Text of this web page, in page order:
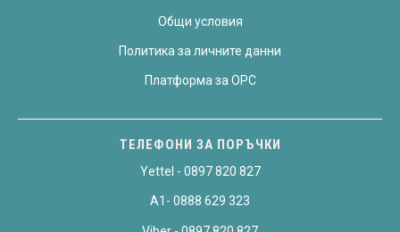
Общи условия
Политика за личните данни
Платформа за OPC
ТЕЛЕФОНИ ЗА ПОРЪЧКИ
Yettel - 0897 820 827
A1- 0888 629 323